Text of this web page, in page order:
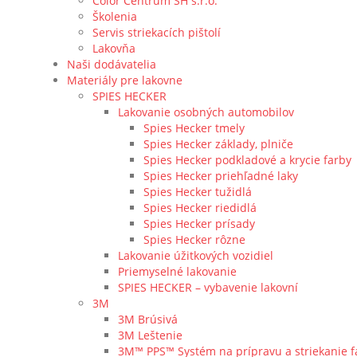
Školenia
Servis striekacích pištolí
Lakovňa
Naši dodávatelia
Materiály pre lakovne
SPIES HECKER
Lakovanie osobných automobilov
Spies Hecker tmely
Spies Hecker základy, plniče
Spies Hecker podkladové a krycie farby
Spies Hecker priehľadné laky
Spies Hecker tužidlá
Spies Hecker riedidlá
Spies Hecker prísady
Spies Hecker rôzne
Lakovanie úžitkových vozidiel
Priemyselné lakovanie
SPIES HECKER – vybavenie lakovní
3M
3M Brúsivá
3M Leštenie
3M™ PPS™ Systém na prípravu a striekanie